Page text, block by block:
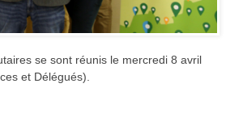
se sont réunis le mercredi 8 avril
et Délégués).